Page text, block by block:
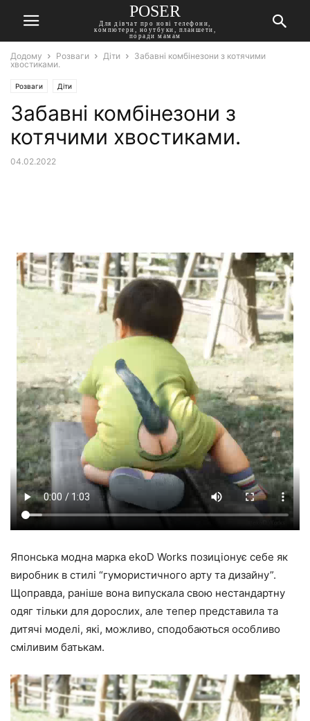
POSER
Для дівчат про нові телефони,
компютери, ноутбуки, планшети,
поради мамам
Додому Розваги Діти
Забавні комбінезони з котячими
хвостиками.
Розваги Діти
Забавні комбінезони з
котячими хвостиками.
04.02.2022
Японська модна марка ekoD Works позиціонує себе як
виробник в стилі “гумористичного арту та дизайну”.
Щоправда, раніше вона випускала свою нестандартну
одяг тільки для дорослих, але тепер представила та
дитячі моделі, які, можливо, сподобаються особливо
сміливим батькам.